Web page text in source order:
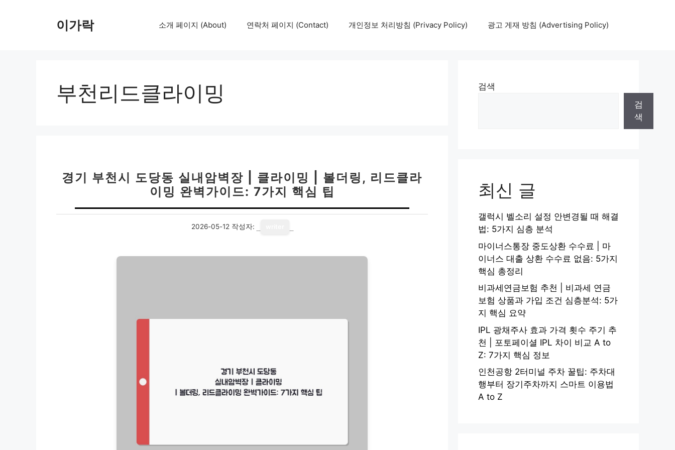
이가락 소개 페이지 (About) 연락처 페이지 (Contact) 개인정보 처리방침 (Privacy Policy) 광고 게재 방침 (Advertising Policy)
부천리드클라이밍
경기 부천시 도당동 실내암벽장 | 클라이밍 | 볼더링, 리드클라
이밍 완벽가이드: 7가지 핵심 팁
2026-05-12 작성자:
검색
검
색
최신 글
갤럭시 벨소리 설정 안변경될 때 해결
법: 5가지 심층 분석
마이너스통장 중도상환 수수료 | 마
이너스 대출 상환 수수료 없음: 5가지
핵심 총정리
비과세연금보험 추천 | 비과세 연금
보험 상품과 가입 조건 심층분석: 5가
지 핵심 요약
IPL 광채주사 효과 가격 횟수 주기 추
천 | 포토페이셜 IPL 차이 비교 A to
Z: 7가지 핵심 정보
인천공항 2터미널 주차 꿀팁: 주차대
행부터 장기주차까지 스마트 이용법
A to Z